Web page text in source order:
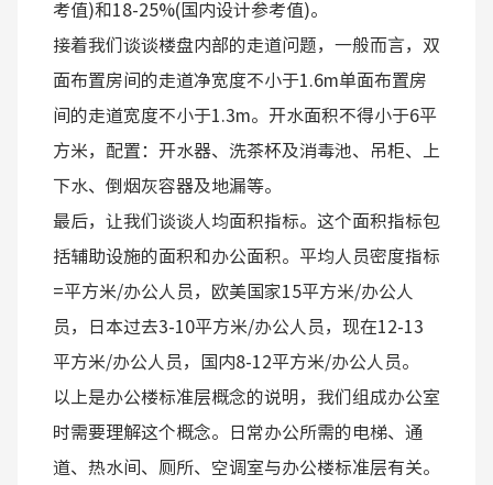
考值)和18-25%(国内设计参考值)。
接着我们谈谈楼盘内部的走道问题，一般而言，双
面布置房间的走道净宽度不小于1.6m单面布置房
间的走道宽度不小于1.3m。开水面积不得小于6平
方米，配置：开水器、洗茶杯及消毒池、吊柜、上
下水、倒烟灰容器及地漏等。
最后，让我们谈谈人均面积指标。这个面积指标包
括辅助设施的面积和办公面积。平均人员密度指标
=平方米/办公人员，欧美国家15平方米/办公人
员，日本过去3-10平方米/办公人员，现在12-13
平方米/办公人员，国内8-12平方米/办公人员。
以上是办公楼标准层概念的说明，我们组成办公室
时需要理解这个概念。日常办公所需的电梯、通
道、热水间、厕所、空调室与办公楼标准层有关。